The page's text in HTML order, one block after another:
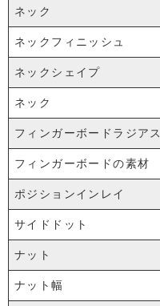
ネック
ネックフィニッシュ
ネックシェイプ
ネック
フィンガーボードラジアス
フィンガーボードの素材
ポジションインレイ
サイドドット
ナット
ナット幅